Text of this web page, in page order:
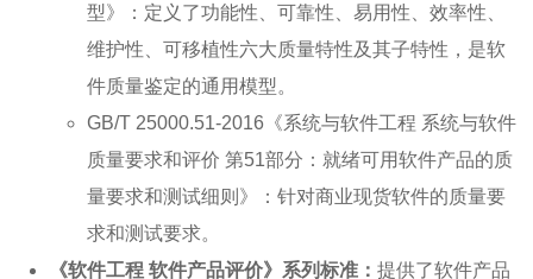
型》：定义了功能性、可靠性、易用性、效率性、
维护性、可移植性六大质量特性及其子特性，是软
件质量鉴定的通用模型。
GB/T 25000.51-2016《系统与软件工程 系统与软件
质量要求和评价 第51部分：就绪可用软件产品的质
量要求和测试细则》：针对商业现货软件的质量要
求和测试要求。
《软件工程 软件产品评价》系列标准：提供了软件产品